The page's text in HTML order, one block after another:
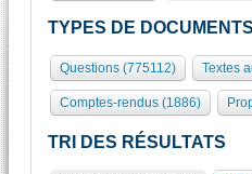
TYPES DE DOCUMENTS
Questions (775112) Textes
Comptes-rendus (1886)
TRI DES RÉSULTATS